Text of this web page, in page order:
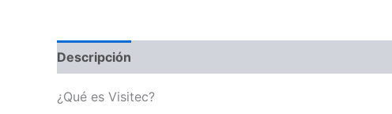
Descripción
¿Qué es Visitec?